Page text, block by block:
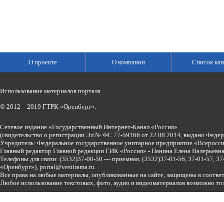
О проекте О компании Список
Использование материалов портала
© 2012—2019 ГТРК «Оренбург».
Сетевое издание «Государственный Интернет-Канал «Россия»
(свидетельство о регистрации Эл № ФС 77-59166 от 22.08.2014, выдано
Учредитель: Федеральное государственное унитарное предприятие
Главный редактор Главной редакции ГИК «Россия» - Панина Елена
Телефоны для связи: (3532)37-00-50 — приемная, (3532)37-01-56, 37-01-57,
«Оренбург»), portal@vestirama.ru.
Все права на любые материалы, опубликованные на сайте, защищены в
Любое использование текстовых, фото, аудио и видеоматериалов возможно